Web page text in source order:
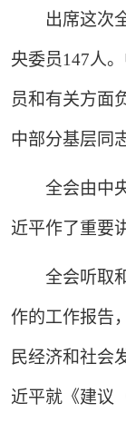
出席这次全
央委员147人
员和有关方面
中部分基层同
全会由中央
近平作了重要
全会听取和
作的工作报告
民经济和社会
近平就《建议